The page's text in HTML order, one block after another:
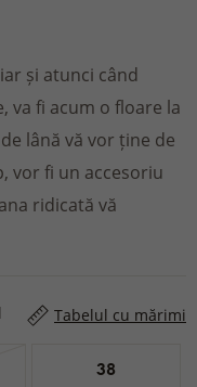
și atunci când
va fi acum o floare la
lână vă vor ține de
vor fi un accesoriu
ridicată vă
Tabelul cu mărimi
38